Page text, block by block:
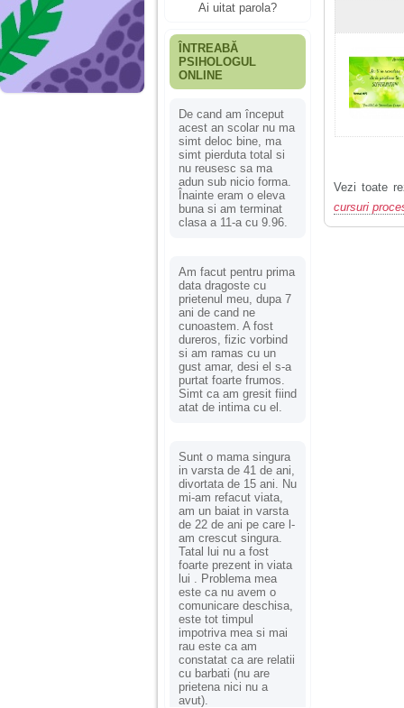
Ai uitat parola?
ÎNTREABĂ
PSIHOLOGUL
ONLINE
De cand am început
acest an scolar nu ma
simt deloc bine, ma
simt pierduta total si
nu reusesc sa ma
adun sub nicio forma.
Înainte eram o eleva
buna si am terminat
clasa a 11-a cu 9.96.
Am facut pentru prima
data dragoste cu
prietenul meu, dupa 7
ani de cand ne
cunoastem. A fost
dureros, fizic vorbind
si am ramas cu un
gust amar, desi el s-a
purtat foarte frumos.
Simt ca am gresit fiind
atat de intima cu el.
Sunt o mama singura
in varsta de 41 de ani,
divortata de 15 ani. Nu
mi-am refacut viata,
am un baiat in varsta
de 22 de ani pe care l-
am crescut singura.
Tatal lui nu a fost
foarte prezent in viata
lui . Problema mea
este ca nu avem o
comunicare deschisa,
este tot timpul
impotriva mea si mai
rau este ca am
constatat ca are relatii
cu barbati (nu are
prietena nici nu a
avut).
Vezi toate
cursuri